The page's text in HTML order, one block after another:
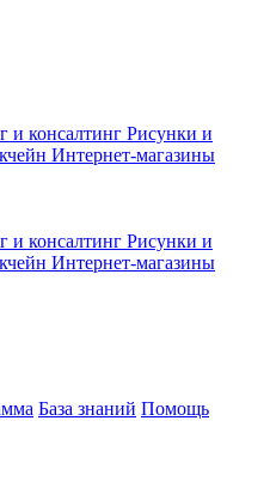
и консалтинг Рисунки и
Интернет-магазины
и консалтинг Рисунки и
Интернет-магазины
База знаний Помощь